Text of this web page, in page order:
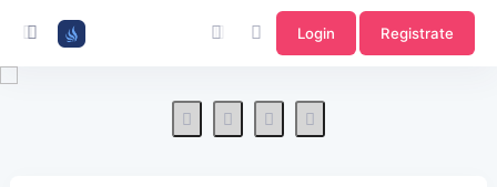
Login Registrate